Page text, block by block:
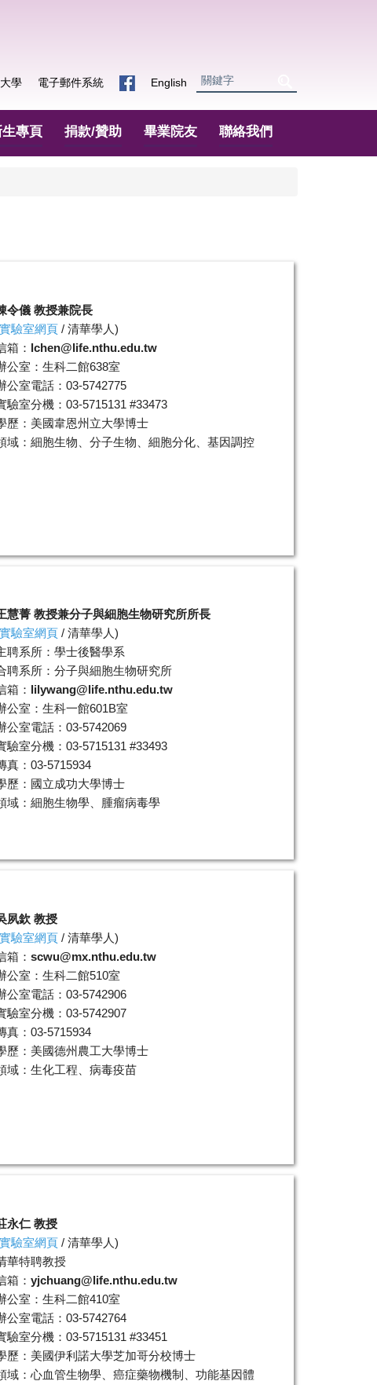
學 電子郵件系統 English
專頁 捐款/贊助 畢業院友 聯絡我們
令儀 教授兼院長
驗室網頁/ 清華學人)
箱： lchen@life.nthu.edu.tw
公室：生科二館638室
公室電話：03-5742775
驗室分機：03-5715131 #33473
歷：美國韋恩州立大學博士
域：細胞生物、分子生物、細胞分化、基因調控
慧菁 教授兼分子與細胞生物研究所所長
驗室網頁/ 清華學人)
聘系所：學士後醫學系
聘系所：分子與細胞生物研究所
箱： lilywang@life.nthu.edu.tw
公室：生科一館601B室
公室電話：03-5742069
驗室分機：03-5715131 #33493
真：03-5715934
歷：國立成功大學博士
域：細胞生物學、腫瘤病毒學
夙欽 教授
驗室網頁/ 清華學人)
箱： scwu@mx.nthu.edu.tw
公室：生科二館510室
公室電話：03-5742906
驗室分機：03-5742907
真：03-5715934
歷：美國德州農工大學博士
域：生化工程、病毒疫苗
永仁 教授
驗室網頁/ 清華學人)
華特聘教授
箱： yjchuang@life.nthu.edu.tw
公室：生科二館410室
公室電話：03-5742764
驗室分機：03-5715131 #33451
歷：美國伊利諾大學芝加哥分校博士
域：心血管生物學、癌症藥物機制、功能基因體